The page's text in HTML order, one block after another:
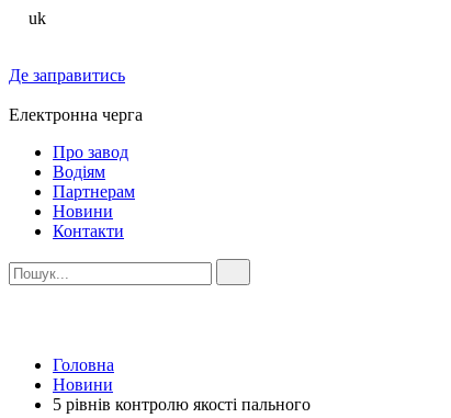
uk
Де заправитись
Електронна черга
Про завод
Водіям
Партнерам
Новини
Контакти
Головна
Новини
5 рівнів контролю якості пального